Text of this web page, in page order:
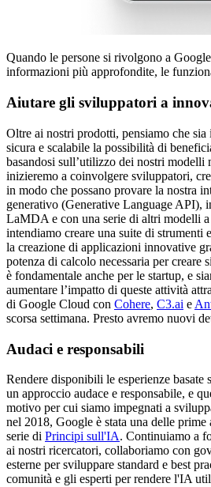
Quando le persone si rivolgono a
informazioni più approfondite, le
formati semplici, in modo da avere un
esplorare più in dettaglio.
Aiutare gli sviluppatori a
Oltre ai nostri prodotti, pensiamo che sia
sicura e scalabile la possibilità di
basandosi sull’utilizzo dei nostri
inizieremo a coinvolgere sviluppatori,
in modo che possano provare la nostra
generativo (Generative Language API),
LaMDA e con una serie di altri modelli
intendiamo creare una suite di strumenti
la creazione di applicazioni innovative
potenza di calcolo necessaria per
è fondamentale anche per le startup, e
aumentare l’impatto di queste attività
di Google Cloud con Cohere, C3.ai e
scorsa settimana. Presto avremo nuovi
Audaci e responsabili
Rendere disponibili le esperienze basate
un approccio audace e responsabile, e
motivo per cui siamo impegnati a
nel 2018, Google è stata una delle prime
serie di Principi sull'IA. Continuiamo a
ai nostri ricercatori, collaboriamo con
esterne per sviluppare standard e best
comunità e gli esperti per rendere l'IA